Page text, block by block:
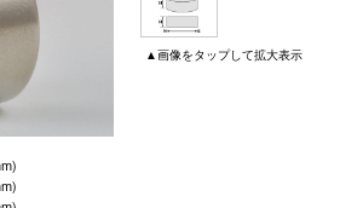
▲画像をタップして拡大表示